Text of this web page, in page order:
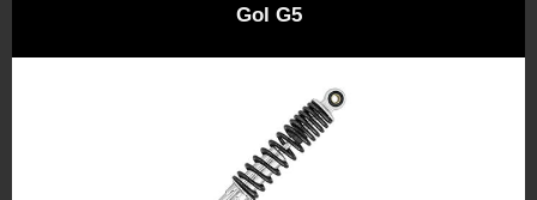
Gol G5